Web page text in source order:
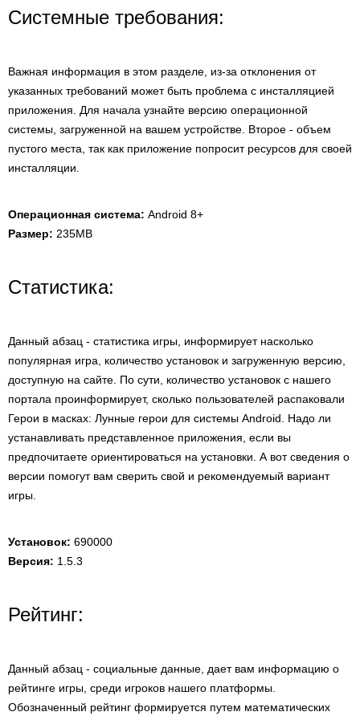
Системные требования:
Важная информация в этом разделе, из-за отклонения от
указанных требований может быть проблема с инсталляцией
приложения. Для начала узнайте версию операционной
системы, загруженной на вашем устройстве. Второе - объем
пустого места, так как приложение попросит ресурсов для своей
инсталляции.
Операционная система: Android 8+
Размер: 235MB
Статистика:
Данный абзац - статистика игры, информирует насколько
популярная игра, количество установок и загруженную версию,
доступную на сайте. По сути, количество установок с нашего
портала проинформирует, сколько пользователей распаковали
Герои в масках: Лунные герои для системы Android. Надо ли
устанавливать представленное приложения, если вы
предпочитаете ориентироваться на установки. А вот сведения о
версии помогут вам сверить свой и рекомендуемый вариант
игры.
Установок: 690000
Версия: 1.5.3
Рейтинг:
Данный абзац - социальные данные, дает вам информацию о
рейтинге игры, среди игроков нашего платформы.
Обозначенный рейтинг формируется путем математических